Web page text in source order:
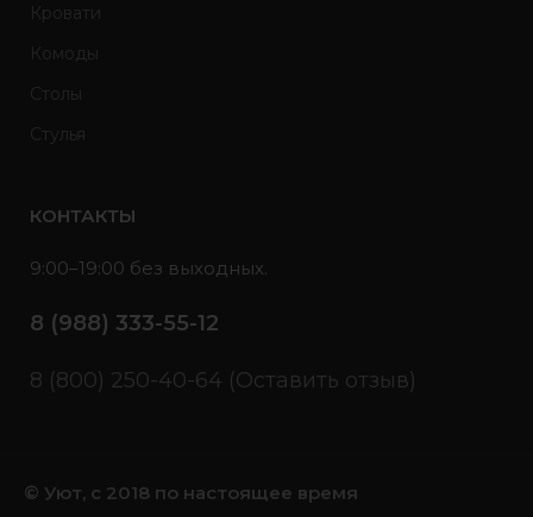
Кровати
Комоды
Столы
Стулья
КОНТАКТЫ
9:00–19:00 без выходных.
8 (988) 333-55-12
8 (800) 250-40-64 (Оставить отзыв)
© Уют, с 2018 по настоящее время